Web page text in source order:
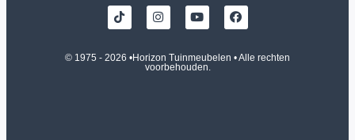
© 1975 - 2026 •Horizon Tuinmeubelen • Alle rechten
voorbehouden.